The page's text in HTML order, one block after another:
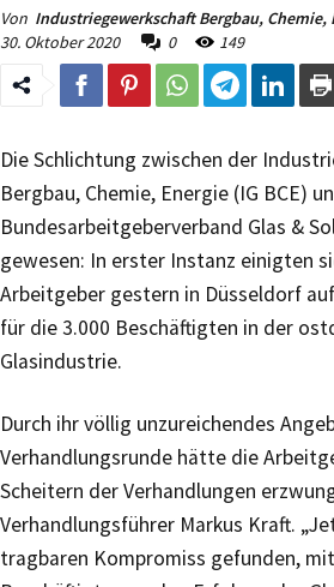
Von Industriegewerkschaft Bergbau, Chemie,
30. Oktober 2020
0 149
Die Schlichtung zwischen der
Bergbau, Chemie, Energie (IG BCE)
Bundesarbeitgeberverband Glas &
gewesen: In erster Instanz einigten
Arbeitgeber gestern in Düsseldorf
für die 3.000 Beschäftigten in der
Glasindustrie.
Durch ihr völlig unzureichendes
Verhandlungsrunde hätte die
Scheitern der Verhandlungen
Verhandlungsführer Markus Kraft.
tragbaren Kompromiss gefunden,